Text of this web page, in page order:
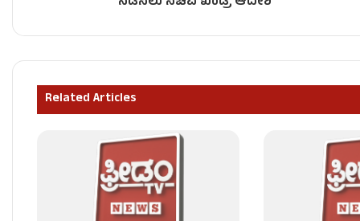
ತಮಿಳುನಾಡಿಗೆ 3,000 ಕ್ಯೂಸೆಕ್‌ ನೀರು ಹರಿಸಲು CWRC
Related Articles